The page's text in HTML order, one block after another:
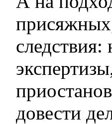
довести